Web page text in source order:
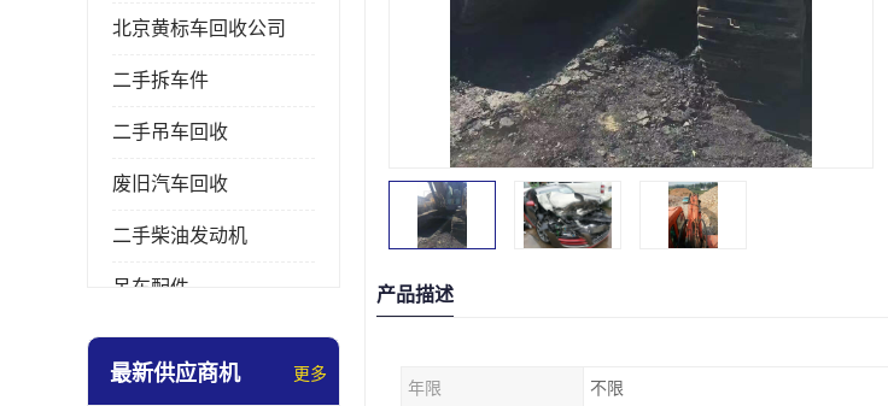
北京黄标车回收公司
二手拆车件
二手吊车回收
废旧汽车回收
二手柴油发动机
吊车配件
挖掘机拆车件
最新供应商机 更多
产品描述
年限 不限